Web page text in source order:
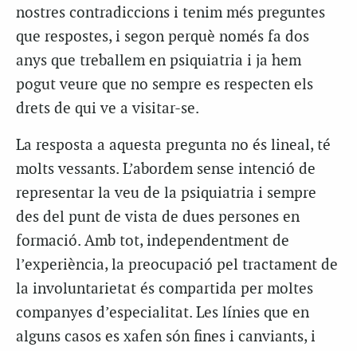
nostres contradiccions i tenim més preguntes
que respostes, i segon perquè només fa dos
anys que treballem en psiquiatria i ja hem
pogut veure que no sempre es respecten els
drets de qui ve a visitar-se.
La resposta a aquesta pregunta no és lineal, té
molts vessants. L’abordem sense intenció de
representar la veu de la psiquiatria i sempre
des del punt de vista de dues persones en
formació. Amb tot, independentment de
l’experiència, la preocupació pel tractament de
la involuntarietat és compartida per moltes
companyes d’especialitat. Les línies que en
alguns casos es xafen són fines i canviants, i